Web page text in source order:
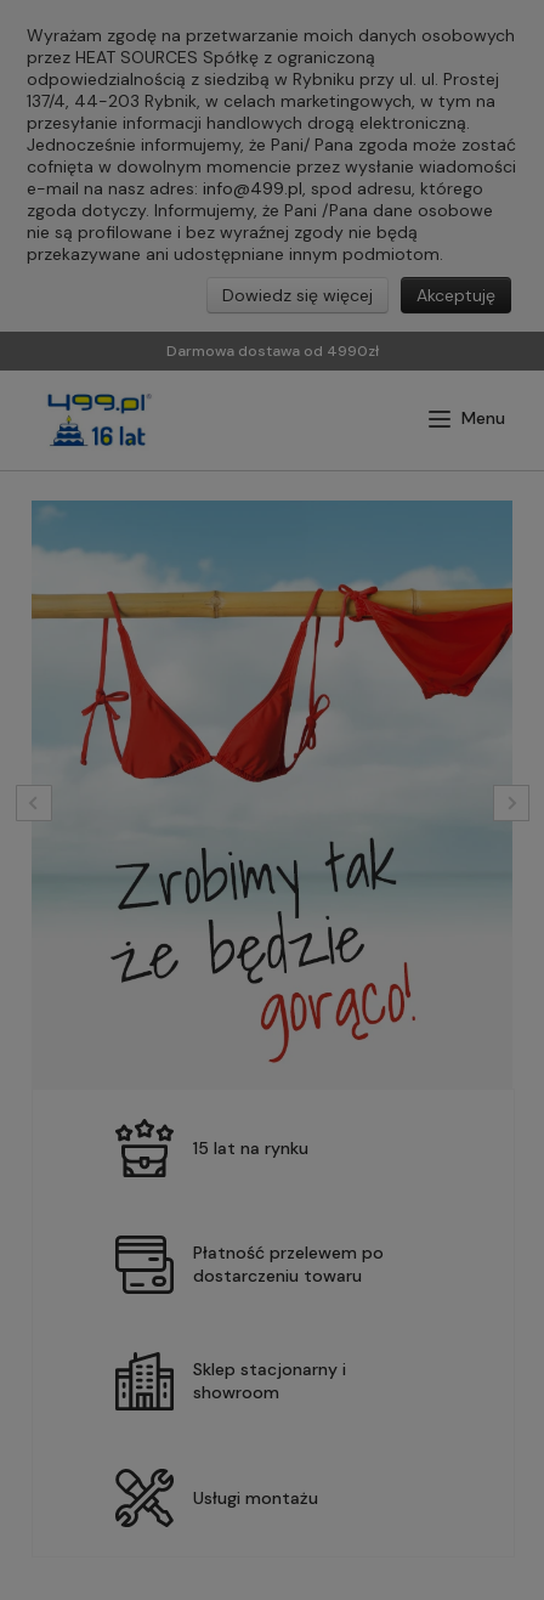
Wyrażam zgodę na przetwarzanie moich danych osobowych
przez HEAT SOURCES Spółkę z ograniczoną
odpowiedzialnością z siedzibą w Rybniku przy ul. ul. Prostej
137/4, 44-203 Rybnik, w celach marketingowych, w tym na
przesyłanie informacji handlowych drogą elektroniczną.
Jednocześnie informujemy, że Pani/ Pana zgoda może zostać
cofnięta w dowolnym momencie przez wysłanie wiadomości
e-mail na nasz adres: info@499.pl, spod adresu, którego
zgoda dotyczy. Informujemy, że Pani /Pana dane osobowe
nie są profilowane i bez wyraźnej zgody nie będą
przekazywane ani udostępniane innym podmiotom.
Akceptuję
Dowiedz się więcej
Darmowa dostawa od 4990zł
15 lat na rynku
Płatność przelewem po
dostarczeniu towaru
Sklep stacjonarny i
showroom
Usługi montażu